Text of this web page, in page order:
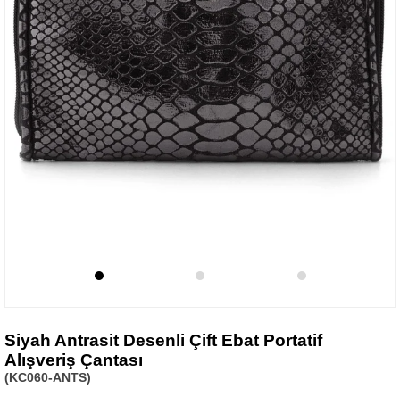
Siyah Antrasit Desenli Çift Ebat Portatif
Alışveriş Çantası
(KC060-ANTS)